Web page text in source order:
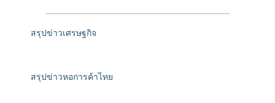
สรุปข่าวเศรษฐกิจ
สรุปข่าวหอการค้าไทย